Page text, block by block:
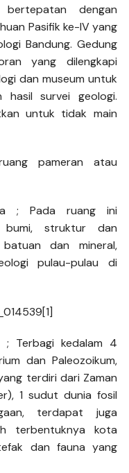
dengan
Pasifik ke-IV yang
Bandung. Gedung
yang dilengkapi
dan museum untuk
hasil survei geologi.
untuk tidak main
pameran atau
; Pada ruang ini
bumi, struktur dan
dan mineral,
pulau-pulau di
; Terbagi kedalam 4
dan Paleozoikum,
terdiri dari Zaman
1 sudut dunia fosil
terdapat juga
terbentuknya kota
dan fauna yang